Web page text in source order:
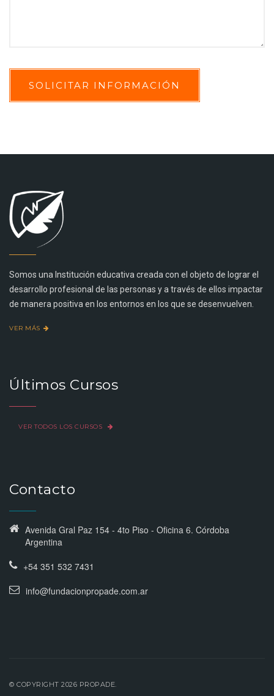
SOLICITAR INFORMACIÓN
Somos una Institución educativa creada con el objeto de lograr el
desarrollo profesional de las personas y a través de ellos impactar
de manera positiva en los entornos en los que se desenvuelven.
VER MÁS
Últimos Cursos
VER TODOS LOS CURSOS
Contacto
Avenida Gral Paz 154 - 4to Piso - Oficina 6. Córdoba
Argentina
+54 351 532 7431
info@fundacionpropade.com.ar
© COPYRIGHT 2026 PROPADE.